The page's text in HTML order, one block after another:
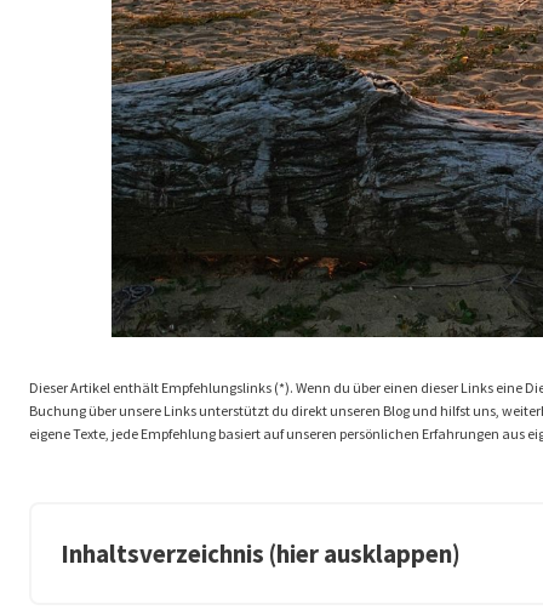
Dieser Artikel enthält Empfehlungslinks (*). Wenn du über einen dieser Links eine
Buchung über unsere Links unterstützt du direkt unseren Blog und hilfst uns,
eigene Texte, jede Empfehlung basiert auf unseren persönlichen Erfahrungen aus
Inhaltsverzeichnis (hier ausklappen)